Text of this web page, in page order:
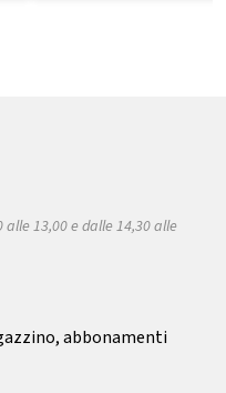
13,00 e dalle 14,30 alle
abbonamenti